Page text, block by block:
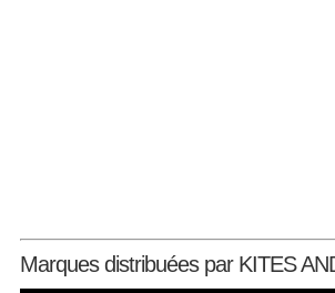
Marques distribuées par KITES